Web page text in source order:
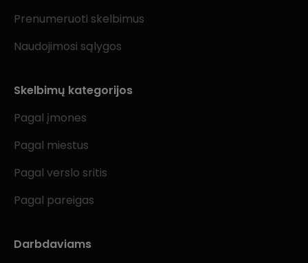
Prenumeruoti skelbimus
Naudojimosi sąlygos
Skelbimų kategorijos
Pagal įmones
Pagal miestus
Pagal verslo sritis
Pagal pareigas
Darbdaviams